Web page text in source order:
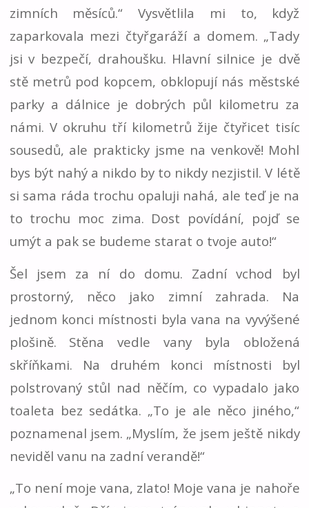
zimních měsíců.“ Vysvětlila mi to, když
zaparkovala mezi čtyřgaráží a domem. „Tady
jsi v bezpečí, drahoušku. Hlavní silnice je dvě
stě metrů pod kopcem, obklopují nás městské
parky a dálnice je dobrých půl kilometru za
námi. V okruhu tří kilometrů žije čtyřicet tisíc
sousedů, ale prakticky jsme na venkově! Mohl
bys být nahý a nikdo by to nikdy nezjistil. V létě
si sama ráda trochu opaluji nahá, ale teď je na
to trochu moc zima. Dost povídání, pojď se
umýt a pak se budeme starat o tvoje auto!“
Šel jsem za ní do domu. Zadní vchod byl
prostorný, něco jako zimní zahrada. Na
jednom konci místnosti byla vana na vyvýšené
plošině. Stěna vedle vany byla obložená
skříňkami. Na druhém konci místnosti byl
polstrovaný stůl nad něčím, co vypadalo jako
toaleta bez sedátka. „To je ale něco jiného,“
poznamenal jsem. „Myslím, že jsem ještě nikdy
neviděl vanu na zadní verandě!“
„To není moje vana, zlato! Moje vana je nahoře